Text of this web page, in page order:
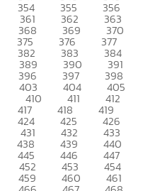
354 355 356
361 362 363
368 369 370
375 376 377
382 383 384
389 390 391
396 397 398
403 404 405
410 411 412
417 418 419
424 425 426
431 432 433
438 439 440
445 446 447
452 453 454
459 460 461